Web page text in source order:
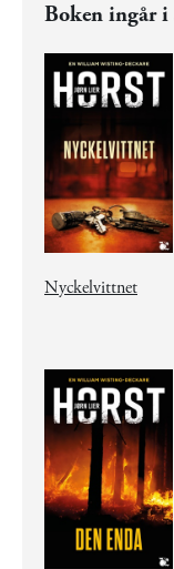
Boken ingår i
Nyckelvittnet